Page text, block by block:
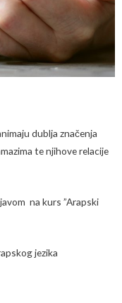
dublja značenja
te njihove relacije
na kurs ”Arapski
jezika